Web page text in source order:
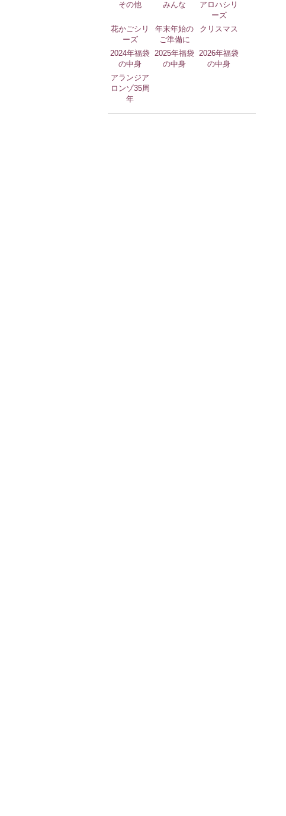
その他
みんな
アロハシリ
ーズ
花かごシリ
ーズ
年末年始の
ご準備に
クリスマス
2024年福袋
の中身
2025年福袋
の中身
2026年福袋
の中身
アランジア
ロンゾ35周
年